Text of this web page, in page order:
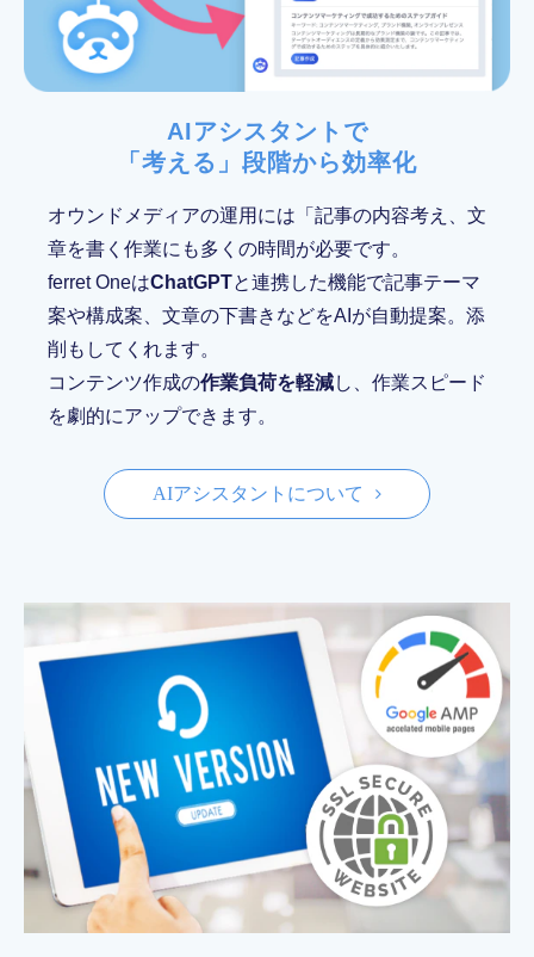
AIアシスタントで
「考える」段階から効率化
オウンドメディアの運用には「記事の内容考え、文
章を書く作業にも多くの時間が必要です。
ferret OneはChatGPTと連携した機能で記事テーマ
案や構成案、文章の下書きなどをAIが自動提案。添
削もしてくれます。
コンテンツ作成の作業負荷を軽減し、作業スピード
を劇的にアップできます。
AIアシスタントについて